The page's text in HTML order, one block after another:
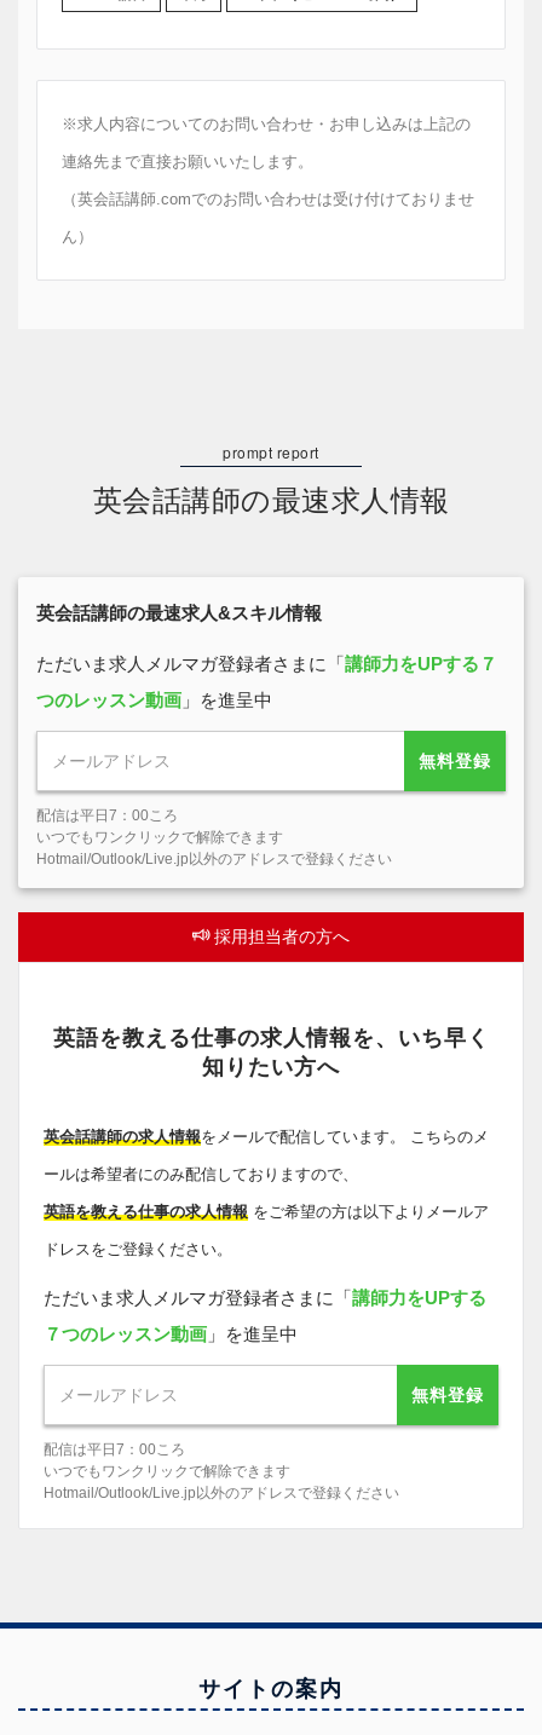
※求人内容についてのお問い合わせ・お申し込みは上記の
連絡先まで直接お願いいたします。
（英会話講師.comでのお問い合わせは受け付けておりませ
ん）
英会話講師の最速求人情報
英会話講師の最速求人&スキル情報
ただいま求人メルマガ登録者さまに「講師力をUPする７
つのレッスン動画 」を進呈中
無料登録
配信は平日7：00ころ
いつでもワンクリックで解除できます
Hotmail/Outlook/Live.jp以外のアドレスで登録ください
採用担当者の方へ
英語を教える仕事の求人情報を、いち早く
知りたい方へ
英会話講師の求人情報をメールで配信しています。 こちらのメ
ールは希望者にのみ配信しておりますので、
英語を教える仕事の求人情報 をご希望の方は以下よりメールア
ドレスをご登録ください。
ただいま求人メルマガ登録者さまに「講師力をUPする
７つのレッスン動画 」を進呈中
無料登録
配信は平日7：00ころ
いつでもワンクリックで解除できます
Hotmail/Outlook/Live.jp以外のアドレスで登録ください
サイトの案内